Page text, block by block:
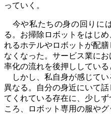
っていく。
今や私たちの身の回りに
る。お掃除ロボットをはじ
れるホテルやロボットが配
なくなった。サービス業に
率化の流れを後押ししている
しかし、私自身が感じてい
異なる。自分の身近にいて
てくれている存在に、少し
ころ、ロボット専用の服や